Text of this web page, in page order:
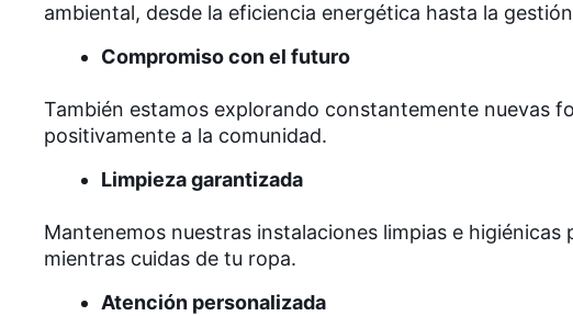
ambiental, desde la eficiencia energética hasta la
Compromiso con el futuro
También estamos explorando constantemente nuevas
positivamente a la comunidad.
Limpieza garantizada
Mantenemos nuestras instalaciones limpias e
mientras cuidas de tu ropa.
Atención personalizada